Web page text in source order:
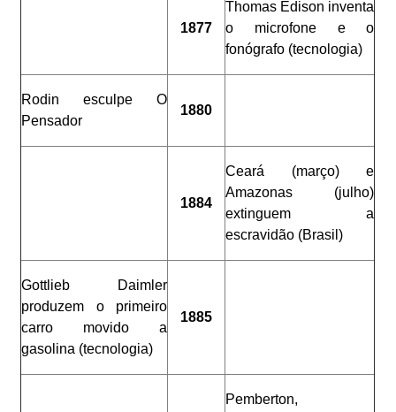
1877
Thomas Edison inventa
o microfone e o
fonógrafo (tecnologia)
Rodin esculpe O
Pensador
1880
1884
Ceará (março) e
Amazonas (julho)
extinguem a
escravidão (Brasil)
Gottlieb Daimler
produzem o primeiro
carro movido a
gasolina (tecnologia)
1885
Pemberton,